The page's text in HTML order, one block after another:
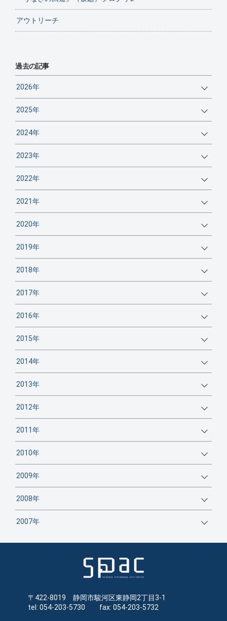
アウトリーチ
過去の記事
2026年
2025年
2024年
2023年
2022年
2021年
2020年
2019年
2018年
2017年
2016年
2015年
2014年
2013年
2012年
2011年
2010年
2009年
2008年
2007年
〒422-8019 静岡市駿河区東静岡2丁目3-1
tel: 054-203-5730 fax: 054-203-5732